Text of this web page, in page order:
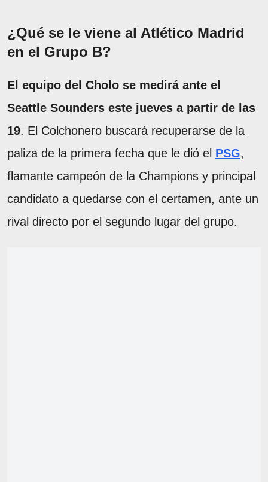
¿Qué se le viene al Atlético Madrid
en el Grupo B?
El equipo del Cholo se medirá ante el
Seattle Sounders este jueves a partir de las
19. El Colchonero buscará recuperarse de la
paliza de la primera fecha que le dió el PSG,
flamante campeón de la Champions y principal
candidato a quedarse con el certamen, ante un
rival directo por el segundo lugar del grupo.